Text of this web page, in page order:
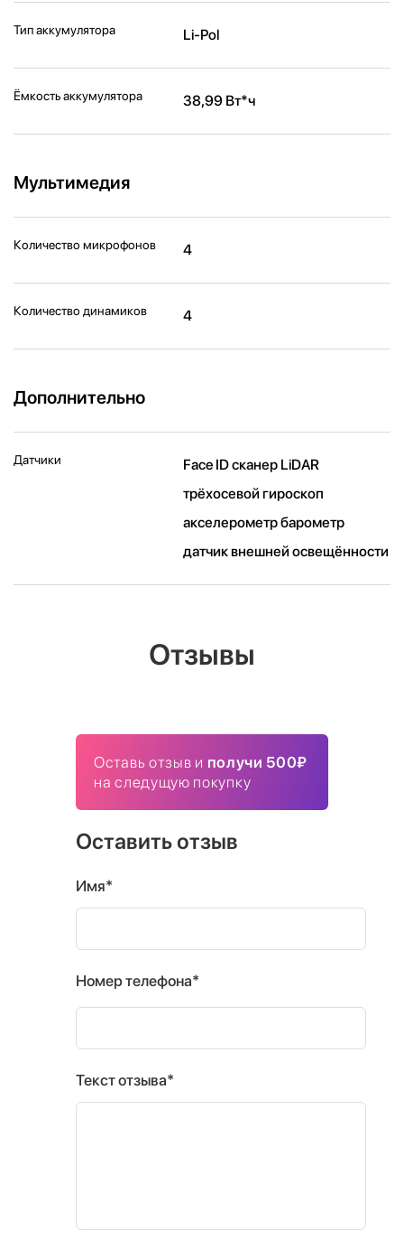
Тип аккумулятора Li-Pol
Ёмкость аккумулятора 38,99 Вт*ч
Мультимедия
Количество микрофонов 4
Количество динамиков 4
Дополнительно
Датчики
Face ID сканер LiDAR
трёхосевой гироскоп
акселерометр барометр
датчик внешней освещённости
Отзывы
Оставь отзыв и получи 500₽
на следущую покупку
Оставить отзыв
Имя*
Номер телефона*
Текст отзыва*